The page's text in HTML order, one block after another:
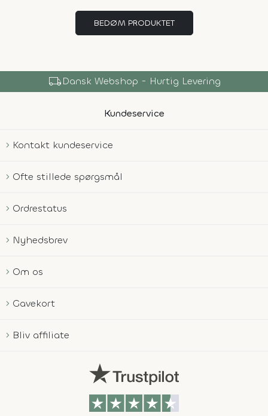
BEDØM PRODUKTET
local_shippingDansk Webshop - Hurtig Levering
Kundeservice
Kontakt kundeservice
Ofte stillede spørgsmål
Ordrestatus
Nyhedsbrev
Om os
Gavekort
Bliv affiliate